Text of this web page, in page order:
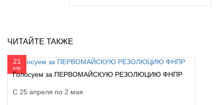
ЧИТАЙТЕ ТАКЖЕ
21
апр
Голосуем за ПЕРВОМАЙСКУЮ РЕЗОЛЮЦИЮ ФНПР
С 25 апреля по 2 мая